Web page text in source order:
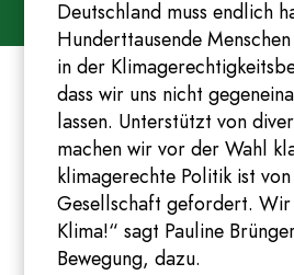
Deutschland muss endlich
Hunderttausende
in der
dass wir uns nicht
lassen. Unterstützt von
machen wir vor der Wahl
klimagerechte Politik ist
Gesellschaft gefordert. Wir
Klima!“ sagt Pauline
Bewegung, dazu.